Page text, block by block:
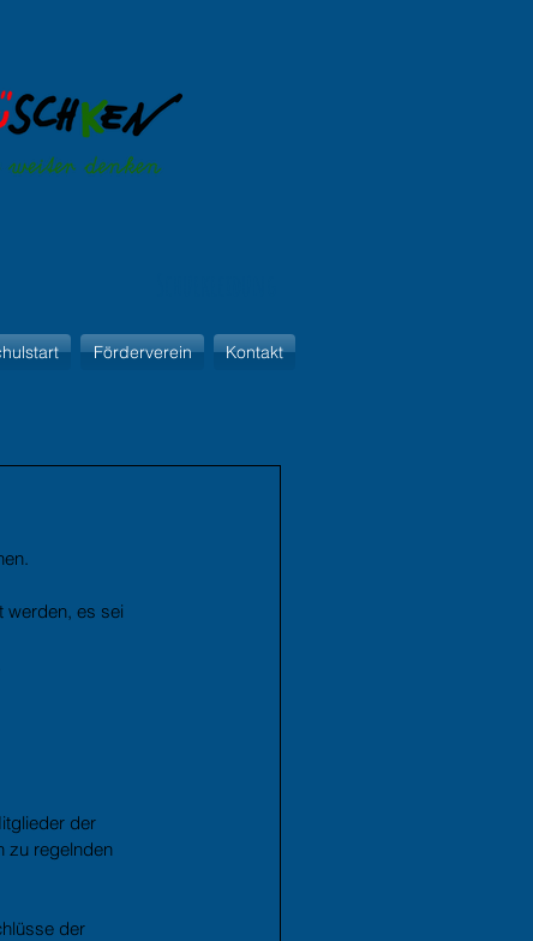
Förderverein Kontakt
werden, es sei
der
zu regelnden
der